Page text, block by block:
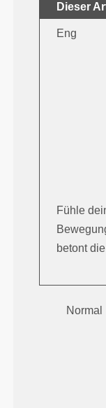
Dieser
Eng
Fühle
betont
Normal